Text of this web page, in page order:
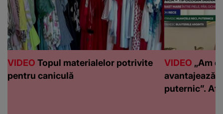
VIDEO Topul materialelor potrivite
pentru caniculă
VIDEO „Am
avantajează
puternic”.